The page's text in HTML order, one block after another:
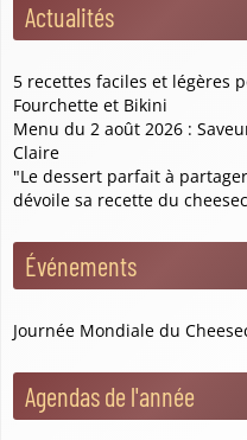
Actualités
5 recettes faciles et légères
Fourchette et Bikini
Menu du 2 août 2026 :
Claire
"Le dessert parfait à
dévoile sa recette du
Événements
Journée Mondiale du
Agendas de l'année